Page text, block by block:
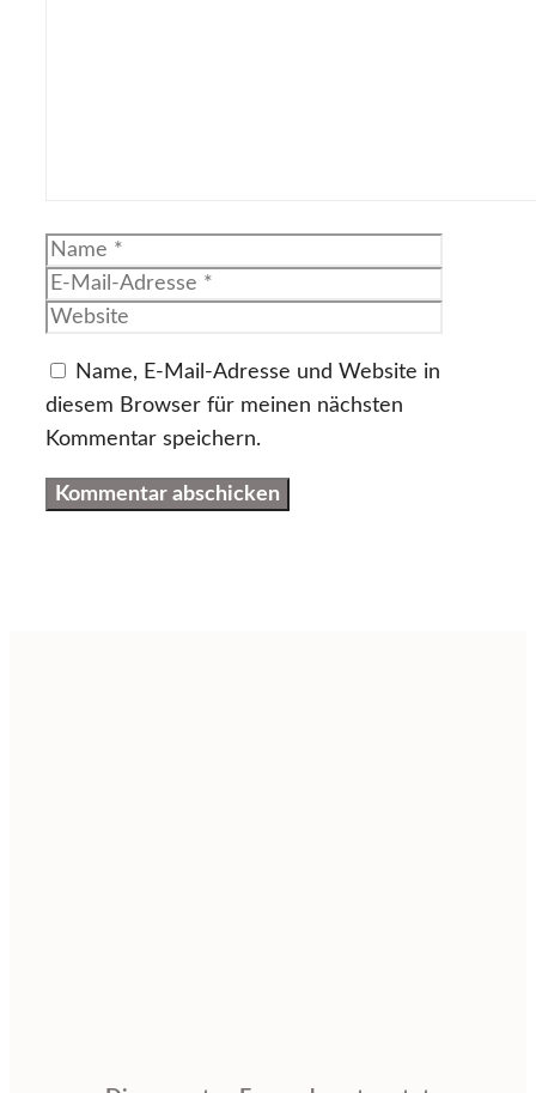
Name
Name, E-Mail-Adresse und Website in
diesem Browser für meinen nächsten
Kommentar speichern.